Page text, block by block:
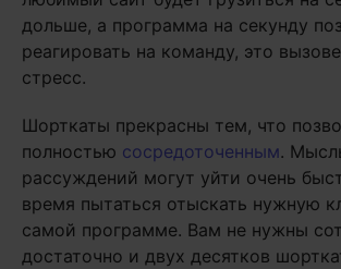
дольше, а программа на секунду
реагировать на команду, это
стресс.
Шорткаты прекрасны тем, что
полностью сосредоточенным.
рассуждений могут уйти очень
время пытаться отыскать нужную
самой программе. Вам не нужны
достаточно и двух десятков